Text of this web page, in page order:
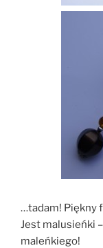
…tadam! Piękny
Jest malusieńki
maleńkiego!